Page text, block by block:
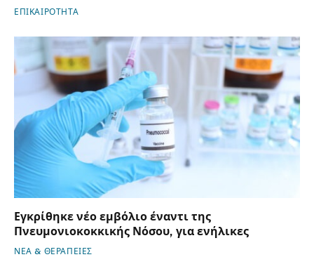
ΕΠΙΚΑΙΡΟΤΗΤΑ
Εγκρίθηκε νέο εμβόλιο έναντι της
Πνευμονιοκοκκικής Νόσου, για ενήλικες
ΝΕΑ & ΘΕΡΑΠΕΙΕΣ